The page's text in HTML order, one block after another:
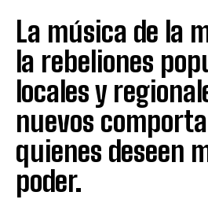
La música de la
la rebeliones
locales y
nuevos
quienes deseen
poder.